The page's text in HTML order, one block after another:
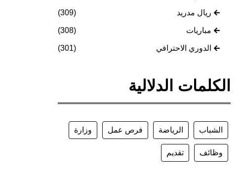
ريال مدريد (309)
مباريات (308)
الدوري الاحترافي (301)
الكلمات الدلالية
الشباب الرياضة فرص عمل وزارة
وظائف تقديم